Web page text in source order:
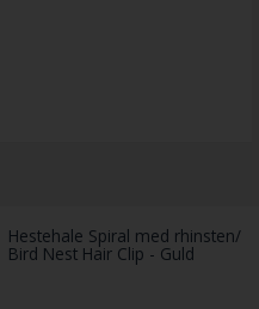
Hestehale Spiral med rhinsten/
Bird Nest Hair Clip - Guld